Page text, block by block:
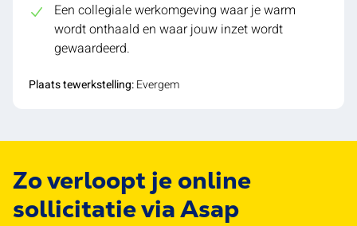
Een collegiale werkomgeving waar je warm
wordt onthaald en waar jouw inzet wordt
gewaardeerd.
Plaats tewerkstelling:Evergem
Zo verloopt je online
sollicitatie via Asap